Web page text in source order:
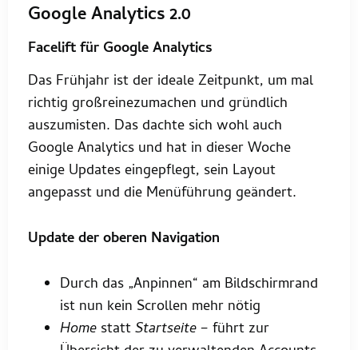
Google Analytics 2.0
Facelift für Google Analytics
Das Frühjahr ist der ideale Zeitpunkt, um mal
richtig großreinezumachen und gründlich
auszumisten. Das dachte sich wohl auch
Google Analytics und hat in dieser Woche
einige Updates eingepflegt, sein Layout
angepasst und die Menüführung geändert.
Update der oberen Navigation
Durch das „Anpinnen“ am Bildschirmrand
ist nun kein Scrollen mehr nötig
Home stattStartseite – führt zur